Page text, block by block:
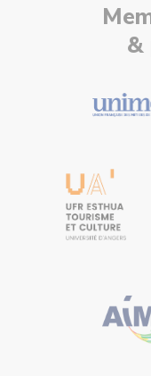
&